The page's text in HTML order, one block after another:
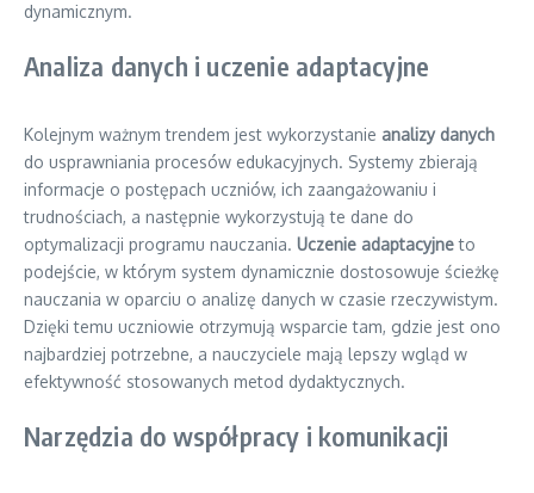
dynamicznym.
Analiza danych i uczenie adaptacyjne
Kolejnym ważnym trendem jest wykorzystanie analizy danych
do usprawniania procesów edukacyjnych. Systemy zbierają
informacje o postępach uczniów, ich zaangażowaniu i
trudnościach, a następnie wykorzystują te dane do
optymalizacji programu nauczania. Uczenie adaptacyjneto
podejście, w którym system dynamicznie dostosowuje ścieżkę
nauczania w oparciu o analizę danych w czasie rzeczywistym.
Dzięki temu uczniowie otrzymują wsparcie tam, gdzie jest ono
najbardziej potrzebne, a nauczyciele mają lepszy wgląd w
efektywność stosowanych metod dydaktycznych.
Narzędzia do współpracy i komunikacji